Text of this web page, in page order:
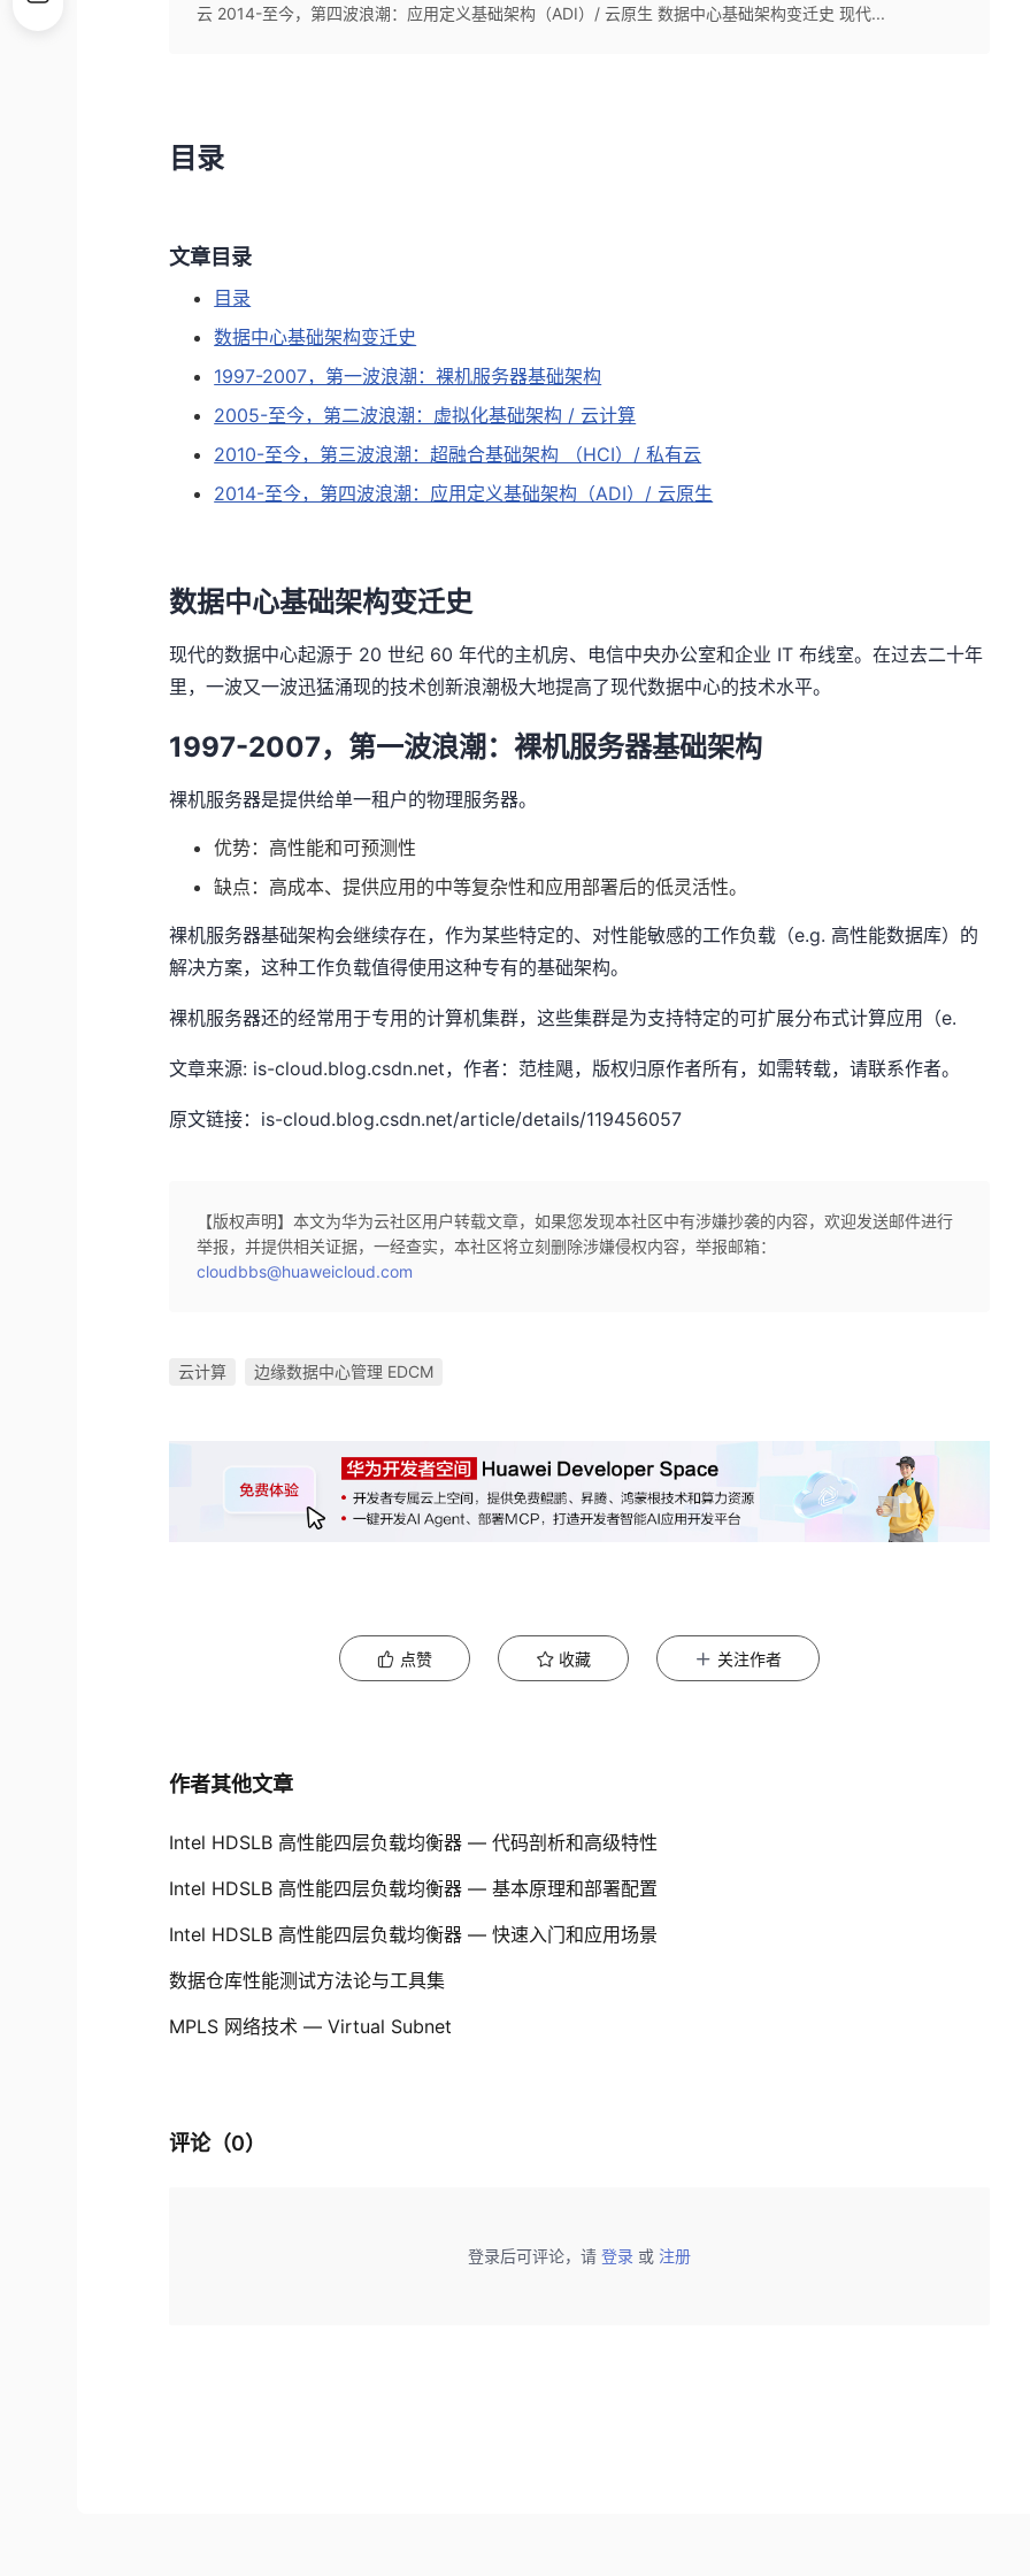
云 2014-至今，第四波浪潮：应用定义基础架构（ADI）/ 云原生 数据中心基础架构变迁史 现代...
目录
文章目录
目录
数据中心基础架构变迁史
1997-2007，第一波浪潮：裸机服务器基础架构
2005-至今，第二波浪潮：虚拟化基础架构 / 云计算
2010-至今，第三波浪潮：超融合基础架构 （HCI）/ 私有云
2014-至今，第四波浪潮：应用定义基础架构（ADI）/ 云原生
数据中心基础架构变迁史
现代的数据中心起源于 20 世纪 60 年代的主机房、电信中央办公室和企业 IT 布线室。在过去二十年
里，一波又一波迅猛涌现的技术创新浪潮极大地提高了现代数据中心的技术水平。
1997-2007，第一波浪潮：裸机服务器基础架构
裸机服务器是提供给单一租户的物理服务器。
优势：高性能和可预测性
缺点：高成本、提供应用的中等复杂性和应用部署后的低灵活性。
裸机服务器基础架构会继续存在，作为某些特定的、对性能敏感的工作负载（e.g. 高性能数据库）的
解决方案，这种工作负载值得使用这种专有的基础架构。
裸机服务器还的经常用于专用的计算机集群，这些集群是为支持特定的可扩展分布式计算应用（e.
文章来源: is-cloud.blog.csdn.net，作者：范桂飓，版权归原作者所有，如需转载，请联系作者。
原文链接：is-cloud.blog.csdn.net/article/details/119456057
【版权声明】本文为华为云社区用户转载文章，如果您发现本社区中有涉嫌抄袭的内容，欢迎发送邮件进行
举报，并提供相关证据，一经查实，本社区将立刻删除涉嫌侵权内容，举报邮箱：
cloudbbs@huaweicloud.com
云计算 边缘数据中心管理 EDCM
点赞 收藏 关注作者
作者其他文章
Intel HDSLB 高性能四层负载均衡器 — 代码剖析和高级特性
Intel HDSLB 高性能四层负载均衡器 — 基本原理和部署配置
Intel HDSLB 高性能四层负载均衡器 — 快速入门和应用场景
数据仓库性能测试方法论与工具集
MPLS 网络技术 — Virtual Subnet
评论（0）
登录后可评论，请 登录 或 注册